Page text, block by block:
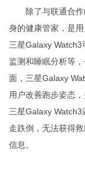
除了与联通合
身的健康管家，是
三星Galaxy
监测和睡眠分析等
面，三星Galaxy
用户改善跑步姿态
三星Galaxy
走跌倒，无法获得
信息。